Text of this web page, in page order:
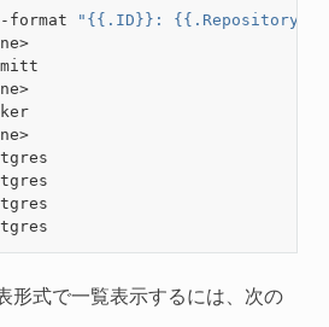
format
"{{.ID}}: {{.Repository}}"
形式で一覧表示するには、次の